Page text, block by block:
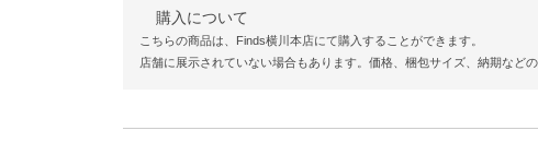
購入について
こちらの商品は、Finds横川本店にて購入することができます。
店舗に展示されていない場合もあります。価格、梱包サイズ、納期など